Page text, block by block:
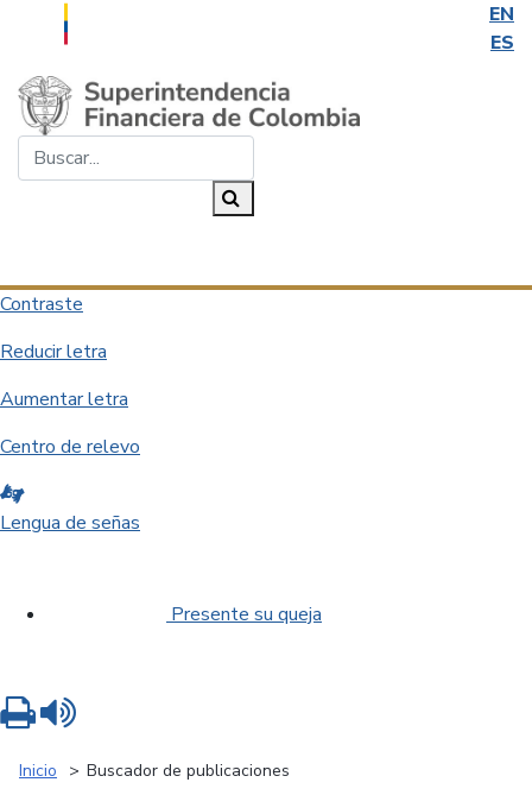
EN
ES
Saltar al contenido principal
Contraste
Reducir letra
Aumentar letra
Centro de relevo
Lengua de señas
Presente su queja
Inicio Buscador de publicaciones
Imprimir